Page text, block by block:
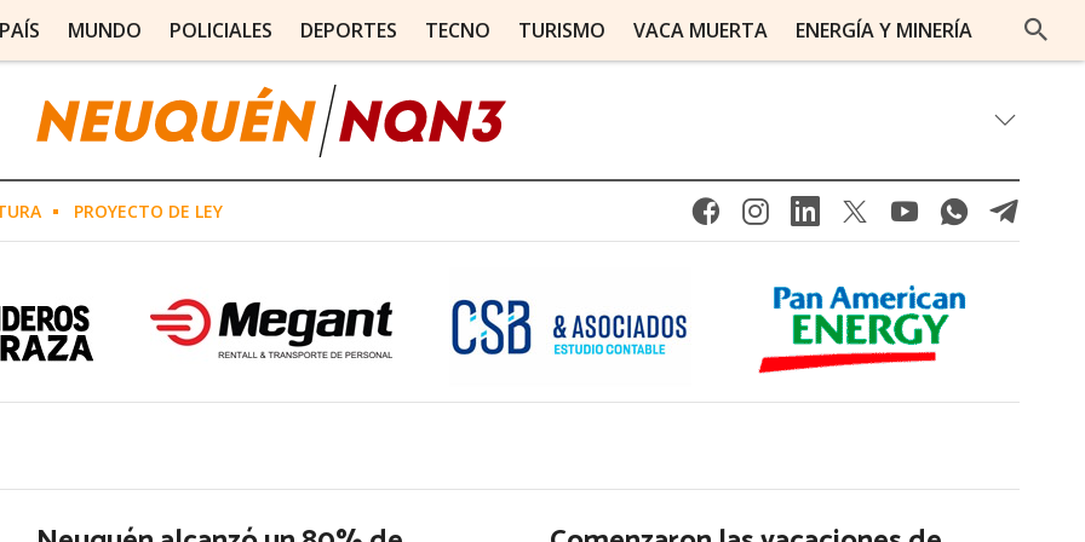
PAÍS MUNDO POLICIALES DEPORTES TECNO TURISMO VACA MUERTA ENERGÍA Y MINERÍA
PROYECTO DE LEY